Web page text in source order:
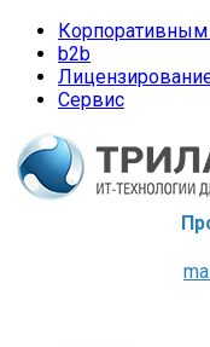
b2b
Сервис